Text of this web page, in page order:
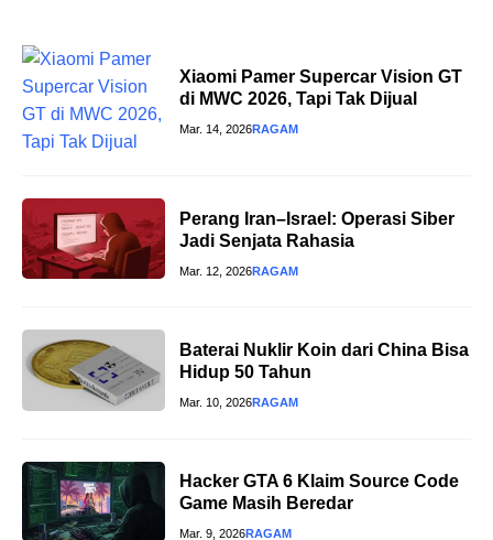
Xiaomi Pamer Supercar Vision GT
di MWC 2026, Tapi Tak Dijual
Mar. 14, 2026RAGAM
Perang Iran–Israel: Operasi Siber
Jadi Senjata Rahasia
Mar. 12, 2026RAGAM
Baterai Nuklir Koin dari China Bisa
Hidup 50 Tahun
Mar. 10, 2026RAGAM
Hacker GTA 6 Klaim Source Code
Game Masih Beredar
Mar. 9, 2026RAGAM